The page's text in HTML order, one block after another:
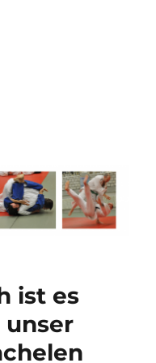
ist es
unser